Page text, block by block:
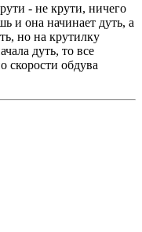
- не крути, ничего
и она начинает дуть, а
но на крутилку
дуть, то все
скорости обдува